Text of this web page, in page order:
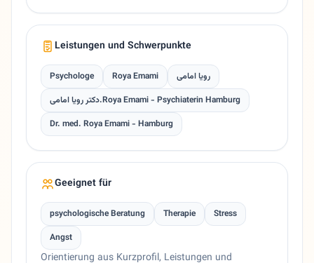
Leistungen und Schwerpunkte
Psychologe Roya Emami
رویا امامی
دکتر رویا امامی.Roya Emami - Psychiaterin Hamburg
Dr. med. Roya Emami - Hamburg
Geeignet für
psychologische Beratung Therapie
Stress
Angst
Orientierung aus Kurzprofil, Leistungen und